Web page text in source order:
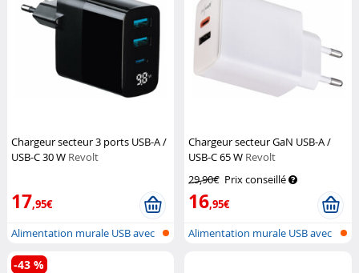
Chargeur secteur 3 ports USB-A /
USB-C 30 W Revolt
17,95€
Alimentation murale USB avec
USB-A...
Chargeur secteur GaN USB-A /
USB-C 65 W Revolt
29,90€ Prix conseillé
16,95€
Alimentation murale USB avec
-43 %